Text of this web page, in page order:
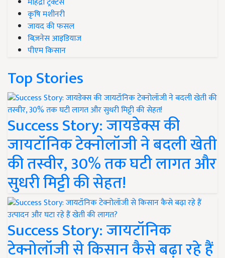
कृषि मशीनरी
जायद की फसल
बिज़नेस आइडियाज
पीएम किसान
Top Stories
Success Story: जायडेक्स की
जायटॉनिक टेक्नोलॉजी ने बदली खेती
की तस्वीर, 30% तक घटी लागत और
सुधरी मिट्टी की सेहत!
Success Story: जायटॉनिक
टेक्नोलॉजी से किसान कैसे बढ़ा रहे हैं